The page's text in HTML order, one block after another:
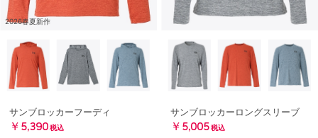
2026春夏新作
サンブロッカーフーディ
￥5,390 税込
サンブロッカーロングスリーブ
￥5,005 税込